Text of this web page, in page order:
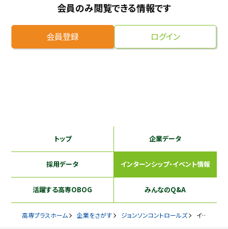
9/30
会員のみ閲覧できる情報です
会員登録 ログイン
トップ 企業データ
採用データ インターンシップ・イベント情報
活躍する高専OBOG みんなのQ&A
高専プラスホーム 企業をさがす ジョンソンコントロールズ インターンシップ・イベント情報